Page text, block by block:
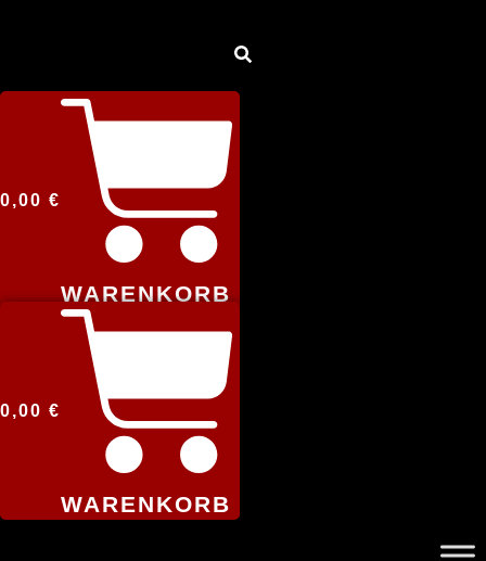
0,00 €
WARENKORB
0,00 €
WARENKORB